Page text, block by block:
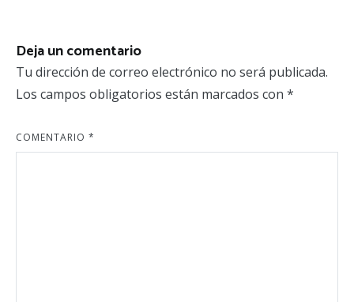
Deja un comentario
Tu dirección de correo electrónico no será publicada.
Los campos obligatorios están marcados con *
COMENTARIO *